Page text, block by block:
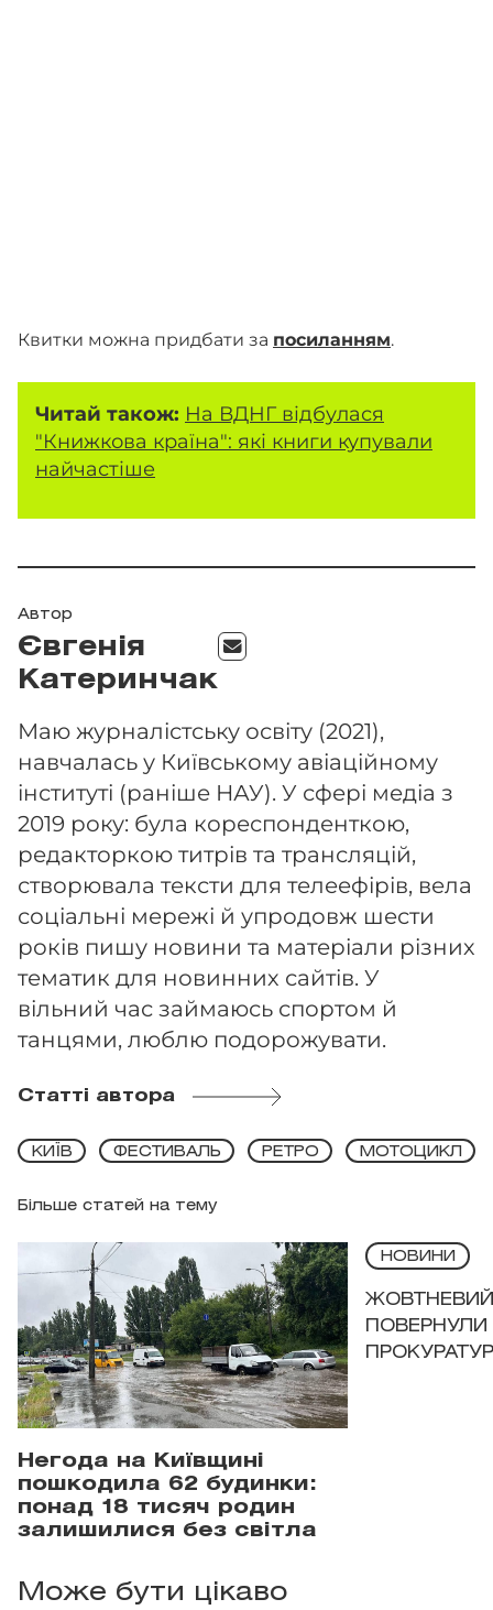
Квитки можна придбати за посиланням.
Читай також: На ВДНГ відбулася
"Книжкова країна": які книги купували
найчастіше
Автор
Євгенія
Катеринчак
Маю журналістську освіту (2021),
навчалась у Київському авіаційному
інституті (раніше НАУ). У сфері медіа з
2019 року: була кореспонденткою,
редакторкою титрів та трансляцій,
створювала тексти для телеефірів, вела
соціальні мережі й упродовж шести
років пишу новини та матеріали різних
тематик для новинних сайтів. У
вільний час займаюсь спортом й
танцями, люблю подорожувати.
Статті автора
Більше статей на тему
КИЇВ ФЕСТИВАЛЬ РЕТРО МОТОЦИКЛ
Негода на Київщині
пошкодила 62 будинки:
понад 18 тисяч родин
залишилися без світла
НОВИНИ
ЖОВТНЕВИЙ
ПОВЕРНУЛИ
Може бути цікаво